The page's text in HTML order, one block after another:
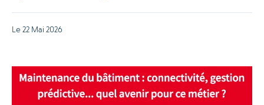
Le 22 Mai 2026